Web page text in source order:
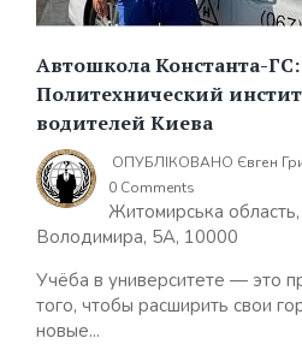
Автошкола Константа-
Политехнический
водителей Киева
ОПУБЛІКОВАНО Євген
0 Comments
Житомирська
Володимира, 5А, 10000
Учёба в университете — это
того, чтобы расширить свои
новые...